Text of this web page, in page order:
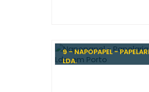
9 - NAPOPAPEL -
LDA.